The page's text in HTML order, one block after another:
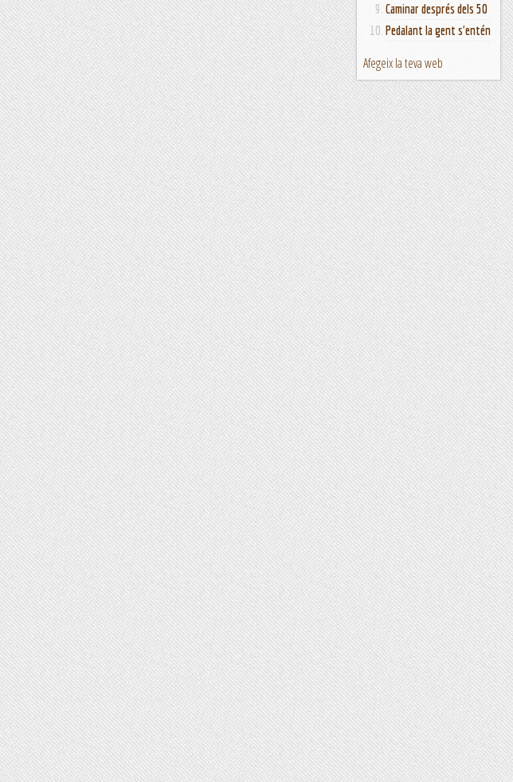
Caminar després dels 50
Pedalant la gent s'entén
Afegeix la teva web